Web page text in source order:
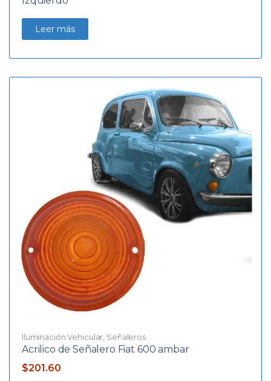
Leer más
Iluminación Vehicular Señaleros
Acrilico de Señalero Fiat 600 ambar
$201.60